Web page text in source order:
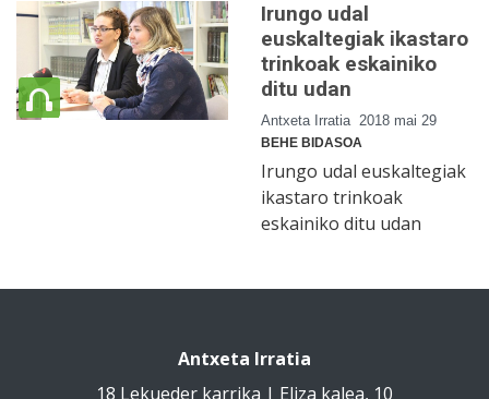
Irungo udal
euskaltegiak ikastaro
trinkoak eskainiko
ditu udan
Antxeta Irratia 2018 mai 29
BEHE BIDASOA
Irungo udal euskaltegiak
ikastaro trinkoak
eskainiko ditu udan
Antxeta Irratia
18 Lekueder karrika | Eliza kalea, 10